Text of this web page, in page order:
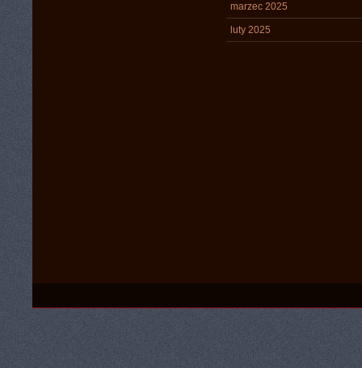
marzec 2025
luty 2025